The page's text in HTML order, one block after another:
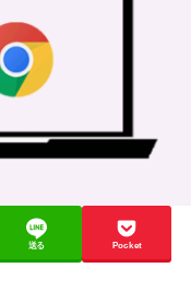
送る Pocket